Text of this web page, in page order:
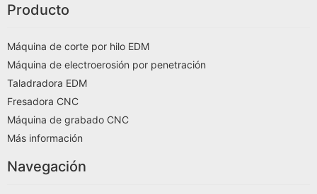
Producto
Máquina de corte por hilo EDM
Máquina de electroerosión por penetración
Taladradora EDM
Fresadora CNC
Máquina de grabado CNC
Más información
Navegación